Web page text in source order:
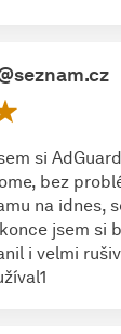
si
bez
na idnes,
jsem si
i velmi